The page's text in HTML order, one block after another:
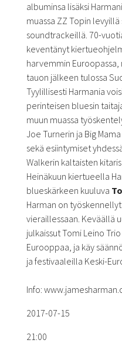
albuminsa lisäksi
muassa ZZ Topin
soundtrackeillä. 70-
keventänyt
harvemmin
tauon jälkeen tulossa
Tyylillisesti Harmania
perinteisen bluesin
muun muassa
Joe Turnerin ja Big
sekä esiintymiset
Walkerin kaltaisten
Heinäkuun kiertueella
blueskärkeen kuuluva
Harman on
vieraillessaan. Keväällä
julkaissut Tomi Leino
Eurooppaa, ja käy
ja festivaaleilla Keski-
Info:
2017-07-15
21:00